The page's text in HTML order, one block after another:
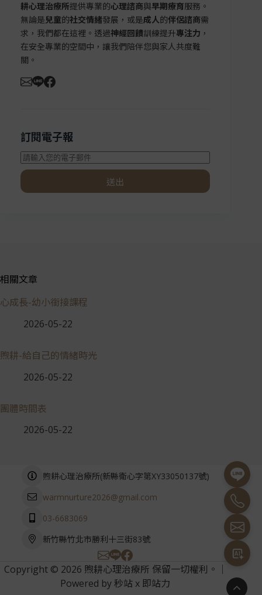
耕心理治療所提供專業的心理諮商與早期療育服務。
無論是兒童的社交情緒發展，或是成人的伴侶諮商需
求，我們都在這裡。透過神經回饋訓練提升專注力 ，
在安全專業的空間中，讓我們陪伴您與家人共度難
關。
訂閱電子報
送出
相關文章
心成長-幼小銜接課程
2026-05-22
煦耕-給自己的情緒時光
2026-05-22
團體時間表
2026-05-22
煦耕心理治療所(新縣衛心字第XY33050137號)
warmnurture2026@gmail.com
03-6683069
新竹縣竹北市勝利十三街83號
Copyright © 2026 煦耕心理治療所 保留一切權利。｜
Powered by秒站 x 即站力